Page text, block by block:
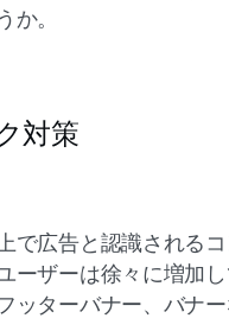
か。
対策
で広告と認識される
ーザーは徐々に増加
ッターバナー、バナ